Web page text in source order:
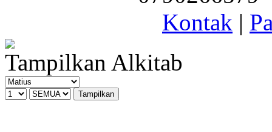
Kontak |
Tampilkan Alkitab